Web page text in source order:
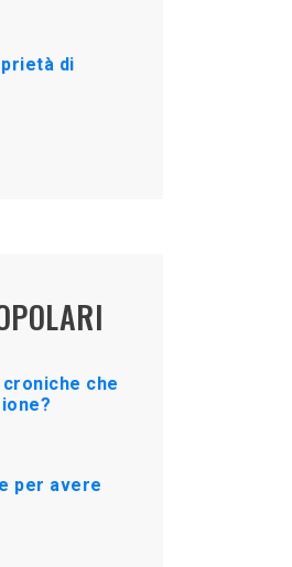
di
che
per avere